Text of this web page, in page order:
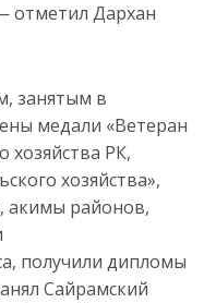
отметил Дархан
занятым в
медали «Ветеран
хозяйства РК,
хозяйства»,
акимы районов,
получили дипломы
Сайрамский